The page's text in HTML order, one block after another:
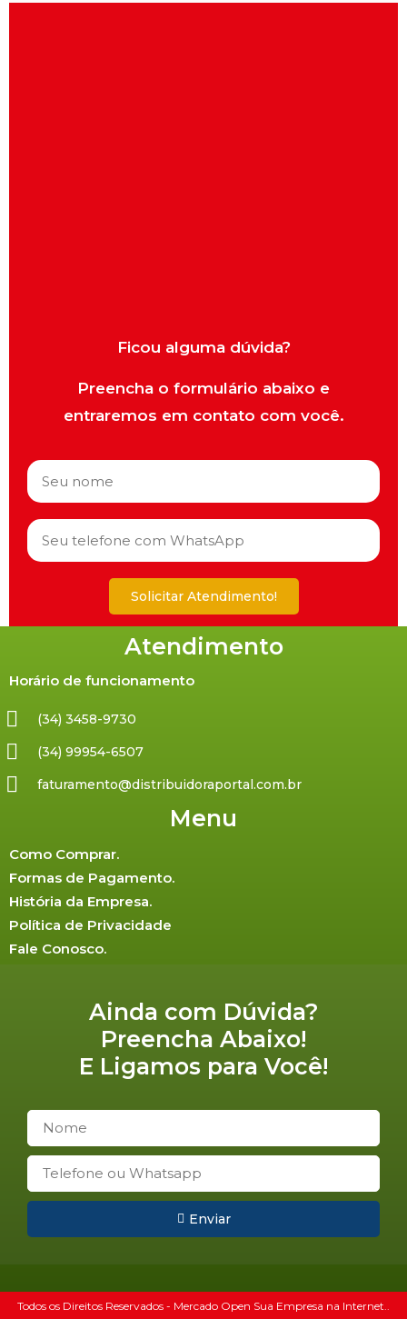
Ficou alguma dúvida?
Preencha o formulário abaixo e
entraremos em contato com você.
Solicitar Atendimento!
Atendimento
Horário de funcionamento
(34) 3458-9730
(34) 99954-6507
faturamento@distribuidoraportal.com.br
Menu
Como Comprar.
Formas de Pagamento.
História da Empresa.
Política de Privacidade
Fale Conosco.
Ainda com Dúvida?
Preencha Abaixo!
E Ligamos para Você!
Enviar
Todos os Direitos Reservados - Mercado Open Sua Empresa na Internet..